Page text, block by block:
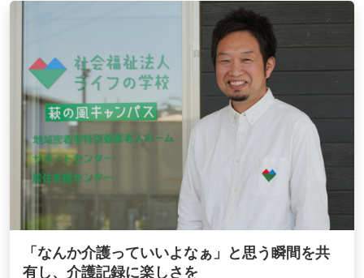
「なんか介護っていいよなぁ」と思う瞬間を共
有し、介護記録に楽しさを